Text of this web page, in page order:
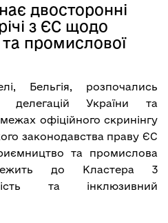
двосторонні
з ЄС щодо
промислової
Бельгія, розпочались
делегацій України та
офіційного скринінгу
законодавства праву ЄС
та промислова
до Кластера 3
та інклюзивний